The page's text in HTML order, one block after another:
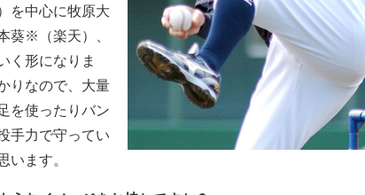
を中心に牧原大
葵※（楽天）、
く形になりま
りなので、大量
を使ったりバン
手力で守ってい
います。